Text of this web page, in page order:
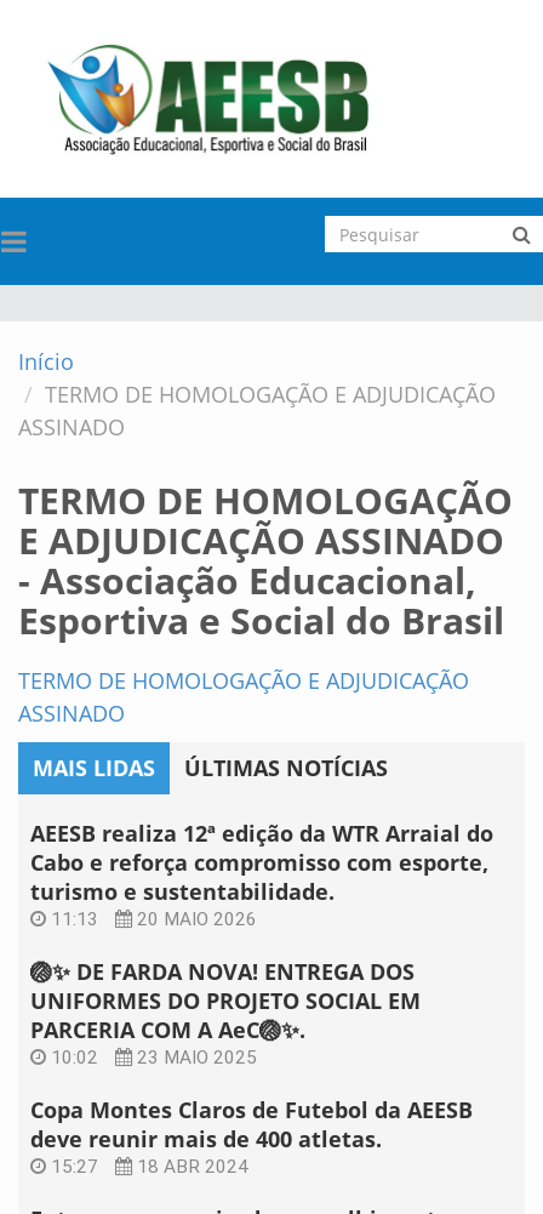
TOGGLE
NAVIGATION
Início
TERMO DE HOMOLOGAÇÃO E ADJUDICAÇÃO
ASSINADO
TERMO DE HOMOLOGAÇÃO
E ADJUDICAÇÃO ASSINADO
- Associação Educacional,
Esportiva e Social do Brasil
TERMO DE HOMOLOGAÇÃO E ADJUDICAÇÃO
ASSINADO
MAIS LIDAS
ÚLTIMAS NOTÍCIAS
AEESB realiza 12ª edição da WTR Arraial do
Cabo e reforça compromisso com esporte,
turismo e sustentabilidade.
11:13 20 MAIO 2026
🏐✨ DE FARDA NOVA! ENTREGA DOS
UNIFORMES DO PROJETO SOCIAL EM
PARCERIA COM A AeC🏐✨.
10:02 23 MAIO 2025
Copa Montes Claros de Futebol da AEESB
deve reunir mais de 400 atletas.
15:27 18 ABR 2024